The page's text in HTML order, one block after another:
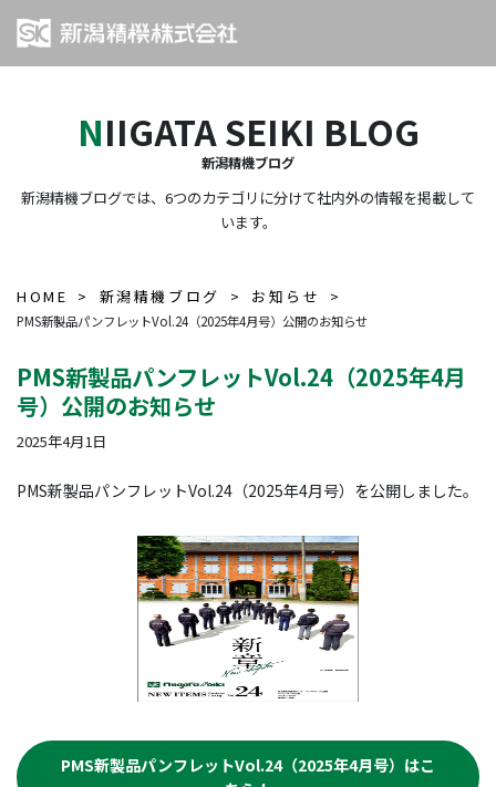
NIIGATA SEIKI BLOG
新潟精機ブログ
新潟精機ブログでは、6つのカテゴリに分けて社内外の情報を掲載して
います。
HOME 新潟精機ブログ お知らせ
PMS新製品パンフレットVol.24（2025年4月号）公開のお知らせ
PMS新製品パンフレットVol.24（2025年4月
号）公開のお知らせ
2025年4月1日
PMS新製品パンフレットVol.24（2025年4月号）を公開しました。
PMS新製品パンフレットVol.24（2025年4月号）はこ